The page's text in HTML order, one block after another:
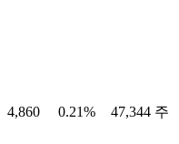
4,860 0.21% 47,344 주